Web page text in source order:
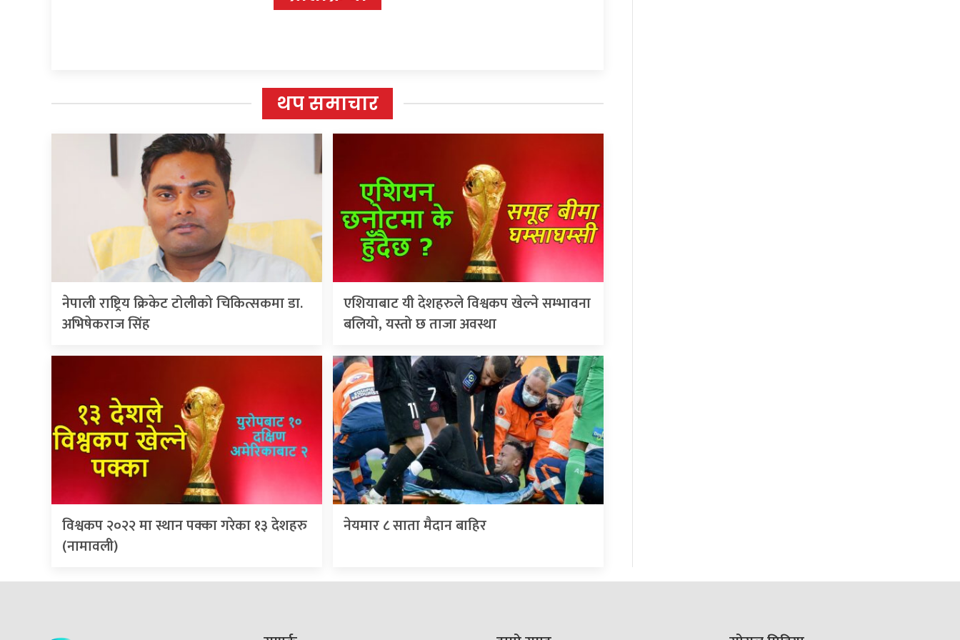
थप समाचार
नेपाली राष्ट्रिय क्रिकेट टोलीको चिकित्सकमा डा.
अभिषेकराज सिंह
एशियाबाट यी देशहरुले विश्वकप खेल्ने सम्भावना
बलियो, यस्तो छ ताजा अवस्था
विश्वकप २०२२ मा स्थान पक्का गरेका १३ देशहरु
(नामावली)
नेयमार ८ साता मैदान बाहिर